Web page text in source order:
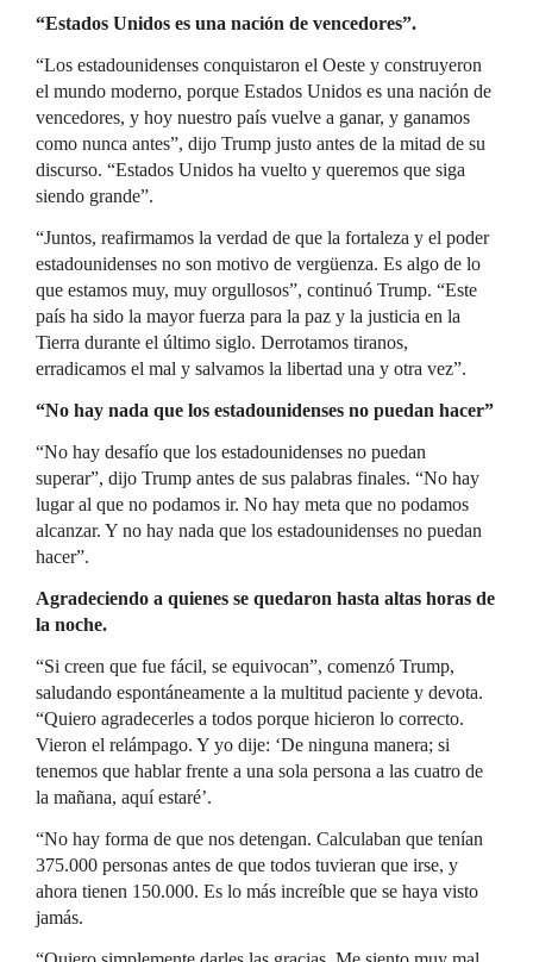
“Estados Unidos es una nación de vencedores”.
“Los estadounidenses conquistaron el Oeste y construyeron
el mundo moderno, porque Estados Unidos es una nación de
vencedores, y hoy nuestro país vuelve a ganar, y ganamos
como nunca antes”, dijo Trump justo antes de la mitad de su
discurso. “Estados Unidos ha vuelto y queremos que siga
siendo grande”.
“Juntos, reafirmamos la verdad de que la fortaleza y el poder
estadounidenses no son motivo de vergüenza. Es algo de lo
que estamos muy, muy orgullosos”, continuó Trump. “Este
país ha sido la mayor fuerza para la paz y la justicia en la
Tierra durante el último siglo. Derrotamos tiranos,
erradicamos el mal y salvamos la libertad una y otra vez”.
“No hay nada que los estadounidenses no puedan hacer”
“No hay desafío que los estadounidenses no puedan
superar”, dijo Trump antes de sus palabras finales. “No hay
lugar al que no podamos ir. No hay meta que no podamos
alcanzar. Y no hay nada que los estadounidenses no puedan
hacer”.
Agradeciendo a quienes se quedaron hasta altas horas de
la noche.
“Si creen que fue fácil, se equivocan”, comenzó Trump,
saludando espontáneamente a la multitud paciente y devota.
“Quiero agradecerles a todos porque hicieron lo correcto.
Vieron el relámpago. Y yo dije: ‘De ninguna manera; si
tenemos que hablar frente a una sola persona a las cuatro de
la mañana, aquí estaré’.
“No hay forma de que nos detengan. Calculaban que tenían
375.000 personas antes de que todos tuvieran que irse, y
ahora tienen 150.000. Es lo más increíble que se haya visto
jamás.